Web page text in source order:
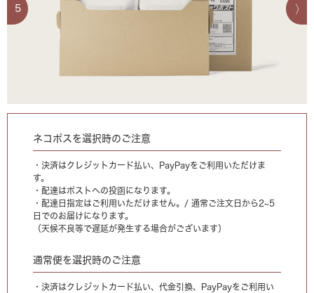
5
ネコポスを選択時のご注意
・決済はクレジットカード払い、PayPayをご利用いただけま
す。
・配達はポストへの投函になります。
・配達日指定はご利用いただけません。/ 通常ご注文日から2~5
日でのお届けになります。
（天候不良等で遅延が発生する場合がございます）
通常便を選択時のご注意
・決済はクレジットカード払い、代金引換、PayPayをご利用い